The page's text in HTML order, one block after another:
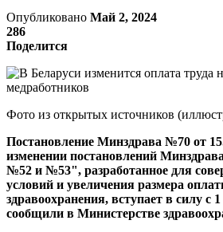
Опубликовано Май 2, 2024
286
Поделится
Фото из открытых источников
Постановление Минздрава №70 от
изменении постановлений
№52 и №53", разработанное для
условий и увеличения размера
здравоохранения, вступает в силу
сообщили в Министерстве